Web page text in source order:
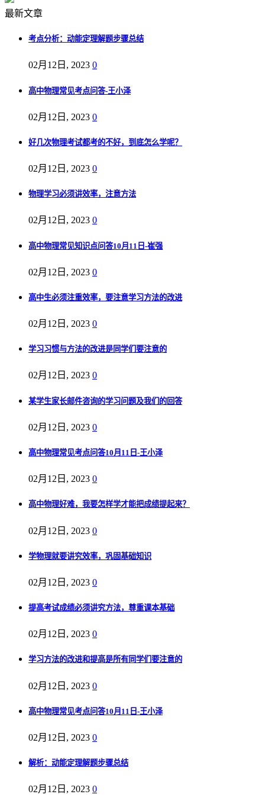
最新文章
考点分析：动能定理解题步骤总结
02月12日, 2023 0
高中物理常见考点问答-王小泽
02月12日, 2023 0
好几次物理考试都考的不好，到底怎么学呢？
02月12日, 2023 0
物理学习必须讲效率，注意方法
02月12日, 2023 0
高中物理常见知识点问答10月11日-崔强
02月12日, 2023 0
高中生必须注重效率，要注意学习方法的改进
02月12日, 2023 0
学习习惯与方法的改进是同学们要注意的
02月12日, 2023 0
某学生家长邮件咨询的学习问题及我们的回答
02月12日, 2023 0
高中物理常见考点问答10月11日-王小泽
02月12日, 2023 0
高中物理好难，我要怎样学才能把成绩提起来？
02月12日, 2023 0
学物理就要讲究效率，巩固基础知识
02月12日, 2023 0
提高考试成绩必须讲究方法，尊重课本基础
02月12日, 2023 0
学习方法的改进和提高是所有同学们要注意的
02月12日, 2023 0
高中物理常见考点问答10月11日-王小泽
02月12日, 2023 0
解析：动能定理解题步骤总结
02月12日, 2023 0